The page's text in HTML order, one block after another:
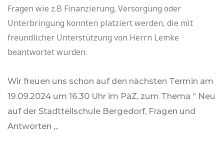
Fragen wie z.B Finanzierung, Versorgung oder
Unterbringung konnten platziert werden, die mit
freundlicher Unterstützung von Herrn Lemke
beantwortet wurden.
Wir freuen uns schon auf den nächsten Termin am
19.09.2024 um 16.30 Uhr im PäZ, zum Thema “ Neu
auf der Stadtteilschule Bergedorf, Fragen und
Antworten „.